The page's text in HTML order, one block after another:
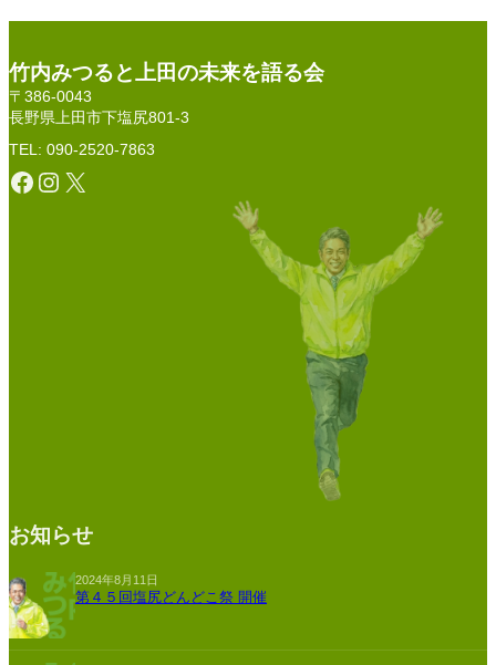
竹内みつると上田の未来を語る会
〒386-0043
長野県上田市下塩尻801-3
TEL: 090-2520-7863
Facebook Instagram X
お知らせ
2024年8月11日
第４５回塩尻どんどこ祭 開催